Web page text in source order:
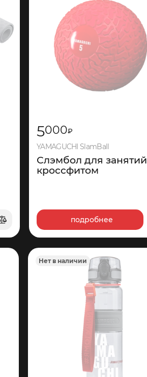
5000₽
YAMAGUCHI SlamBall
Слэмбол для занятий
кроссфитом
подробнее
Нет в наличии